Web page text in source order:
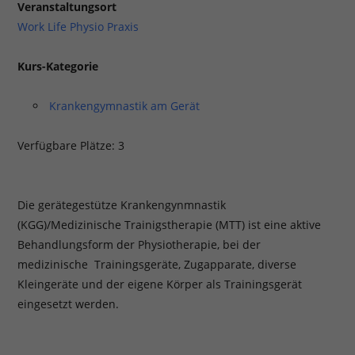
Veranstaltungsort
Work Life Physio Praxis
Kurs-Kategorie
Krankengymnastik am Gerät
Verfügbare Plätze: 3
Die gerätegestütze Krankengynmnastik
(KGG)/Medizinische Trainigstherapie (MTT) ist eine aktive
Behandlungsform der Physiotherapie, bei der
medizinische Trainingsgeräte, Zugapparate, diverse
Kleingeräte und der eigene Körper als Trainingsgerät
eingesetzt werden.